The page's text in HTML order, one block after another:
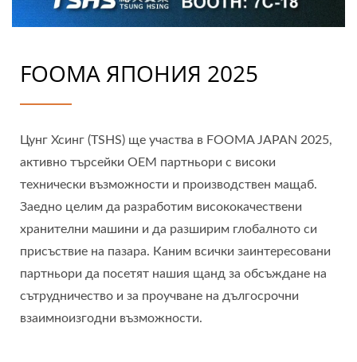
FOOMA ЯПОНИЯ 2025
Цунг Хсинг (TSHS) ще участва в FOOMA JAPAN 2025,
активно търсейки OEM партньори с високи
технически възможности и производствен мащаб.
Заедно целим да разработим висококачествени
хранителни машини и да разширим глобалното си
присъствие на пазара. Каним всички заинтересовани
партньори да посетят нашия щанд за обсъждане на
сътрудничество и за проучване на дългосрочни
взаимноизгодни възможности.